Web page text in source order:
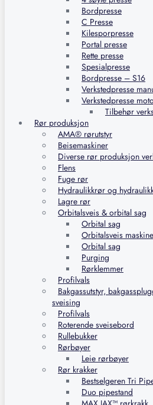
Bordpresse
C Presse
Kilesporpresse
Portal presse
Rette presse
Spesialpresse
Bordpresse – S16
Verkstedpresse
Verkstedpresse
Tilbehør
Rør produksjon
AMA® rørutstyr
Beisemaskiner
Diverse rør produksjon
Flens
Fuge rør
Hydraulikkrør og
Lagre rør
Orbitalsveis & orbital sag
Orbital sag
Orbitalsveis
Orbital sag
Purging
Rørklemmer
Profilvals
Bakgassutstyr,
sveising
Profilvals
Roterende sveisebord
Rullebukker
Rørbøyer
Leie rørbøyer
Rør krakker
Bestselgeren Tri
Duo pipestand